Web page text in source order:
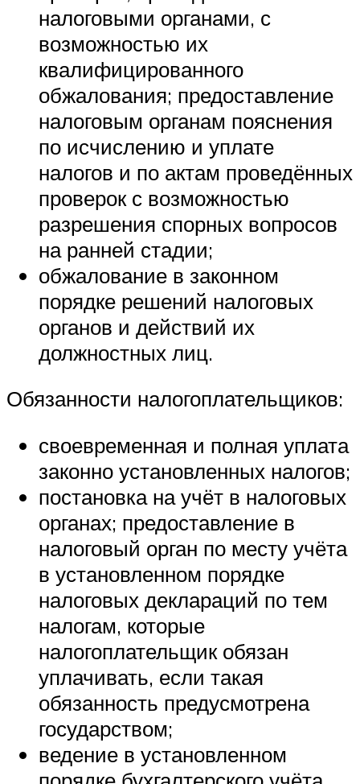
налоговыми органами, с
возможностью их
квалифицированного
обжалования; предоставление
налоговым органам пояснения
по исчислению и уплате
налогов и по актам проведённых
проверок с возможностью
разрешения спорных вопросов
на ранней стадии;
обжалование в законном
порядке решений налоговых
органов и действий их
должностных лиц.
Обязанности налогоплательщиков:
своевременная и полная уплата
законно установленных налогов;
постановка на учёт в налоговых
органах; предоставление в
налоговый орган по месту учёта
в установленном порядке
налоговых деклараций по тем
налогам, которые
налогоплательщик обязан
уплачивать, если такая
обязанность предусмотрена
государством;
ведение в установленном